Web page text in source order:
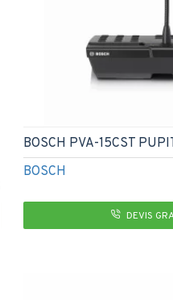
BOSCH
BOSCH PVA-15CST
DEVIS